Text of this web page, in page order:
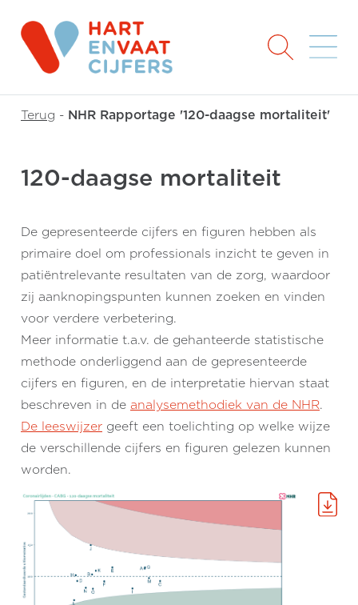
Terug - NHR Rapportage '120-daagse mortaliteit'
120-daagse mortaliteit
De gepresenteerde cijfers en figuren hebben als
primaire doel om professionals inzicht te geven in
patiëntrelevante resultaten van de zorg, waardoor
zij aanknopingspunten kunnen zoeken en vinden
voor verdere verbetering.
Meer informatie t.a.v. de gehanteerde statistische
methode onderliggend aan de gepresenteerde
cijfers en figuren, en de interpretatie hiervan staat
beschreven in de analysemethodiek van de NHR.
De leeswijzer geeft een toelichting op welke wijze
de verschillende cijfers en figuren gelezen kunnen
worden.